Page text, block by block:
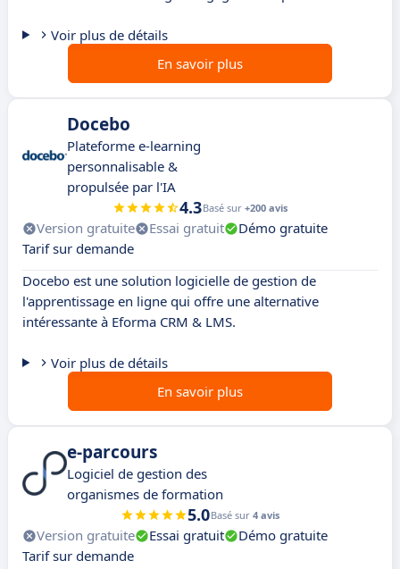
Voir plus de détails
En savoir plus
Docebo
Plateforme e-learning
personnalisable &
propulsée par l'IA
4.3Basé sur +200 avis
Version gratuite Essai gratuit
Démo gratuite
Tarif sur demande
Docebo est une solution logicielle de gestion de
l'apprentissage en ligne qui offre une alternative
intéressante à Eforma CRM & LMS.
Voir plus de détails
En savoir plus
e-parcours
Logiciel de gestion des
organismes de formation
5.0Basé sur 4 avis
Version gratuite Essai gratuit
Démo gratuite
Tarif sur demande